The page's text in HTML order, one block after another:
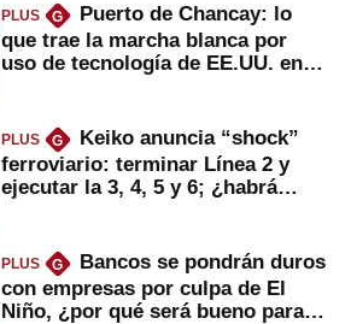
PLUS G
Puerto de Chancay: lo
que trae la marcha blanca por
uso de tecnología de EE.UU. en
PLUS G
Keiko anuncia “shock”
ferroviario: terminar Línea 2 y
ejecutar la 3, 4, 5 y 6; ¿habrá
PLUS G
Bancos se pondrán duros
con empresas por culpa de El
Niño, ¿por qué será bueno para